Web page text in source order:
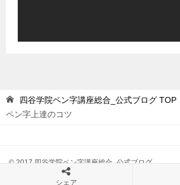
四谷学院ペン字講座総合_公式ブログ TOP
ペン字上達のコツ
© 2017 四谷学院ペン字講座総合_公式ブログ
シェア